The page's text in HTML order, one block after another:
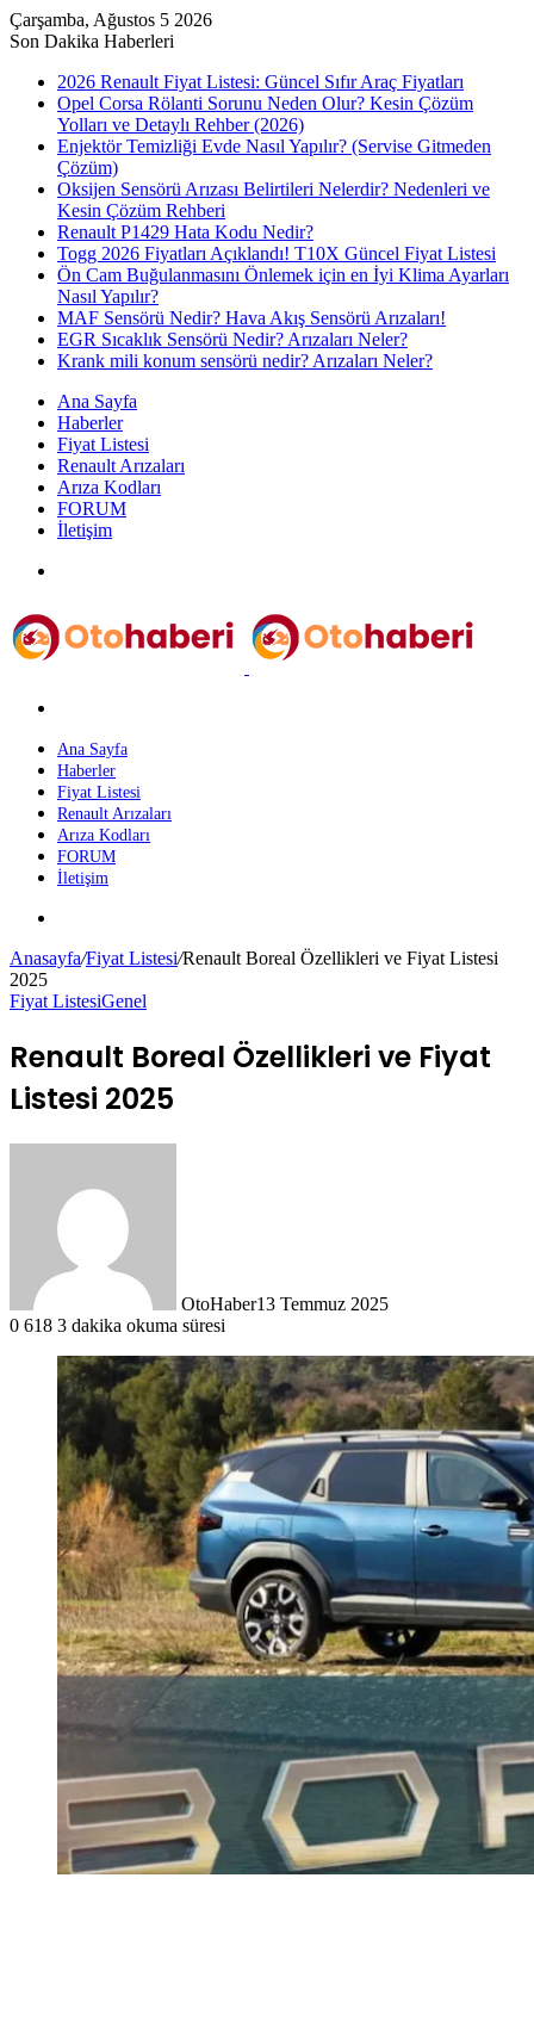
Çarşamba, Ağustos 5 2026
Son Dakika Haberleri
2026 Renault Fiyat Listesi: Güncel Sıfır Araç Fiyatları
Opel Corsa Rölanti Sorunu Neden Olur? Kesin Çözüm
Yolları ve Detaylı Rehber (2026)
Enjektör Temizliği Evde Nasıl Yapılır? (Servise Gitmeden
Çözüm)
Oksijen Sensörü Arızası Belirtileri Nelerdir? Nedenleri ve
Kesin Çözüm Rehberi
Renault P1429 Hata Kodu Nedir?
Togg 2026 Fiyatları Açıklandı! T10X Güncel Fiyat Listesi
Ön Cam Buğulanmasını Önlemek için en İyi Klima Ayarları
Nasıl Yapılır?
MAF Sensörü Nedir? Hava Akış Sensörü Arızaları!
EGR Sıcaklık Sensörü Nedir? Arızaları Neler?
Krank mili konum sensörü nedir? Arızaları Neler?
Ana Sayfa
Haberler
Fiyat Listesi
Renault Arızaları
Arıza Kodları
FORUM
İletişim
...
Ana Sayfa
Haberler
Fiyat Listesi
Renault Arızaları
Arıza Kodları
FORUM
İletişim
değiştir
Anasayfa/Fiyat Listesi/Renault Boreal Özellikleri ve Fiyat Listesi
2025
Fiyat ListesiGenel
Renault Boreal Özellikleri ve Fiyat
Listesi 2025
OtoHaber13 Temmuz 2025
0 618 3 dakika okuma süresi